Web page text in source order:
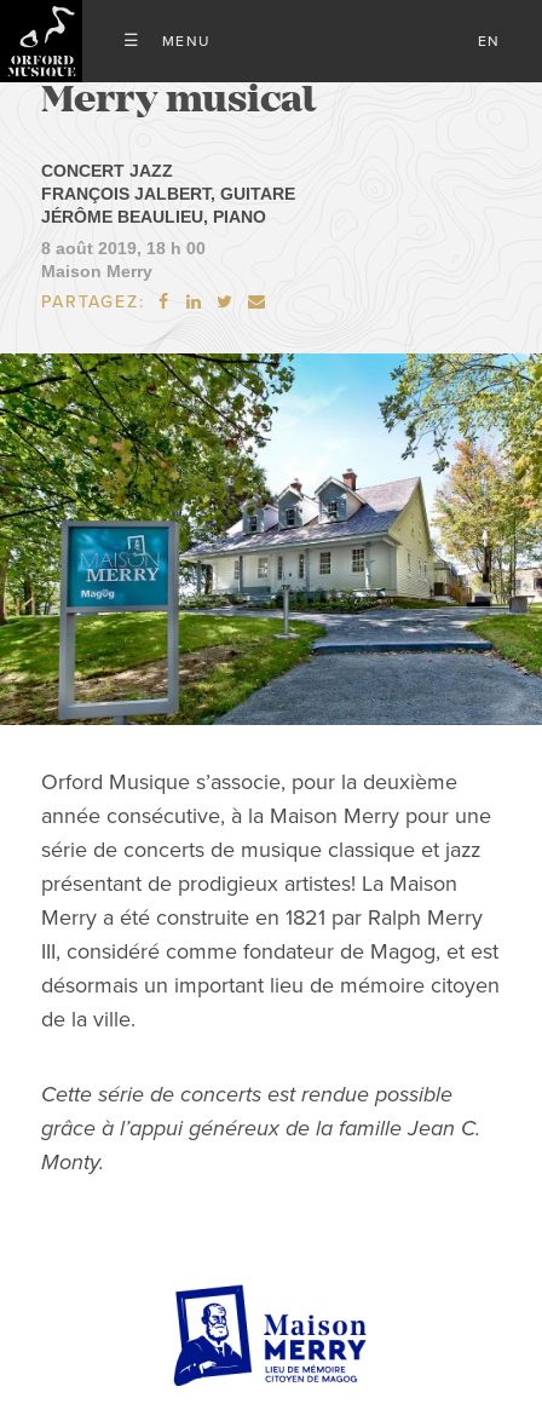
EN
Merry musical
CONCERT JAZZ
FRANÇOIS JALBERT, GUITARE
JÉRÔME BEAULIEU, PIANO
8 août 2019, 18 h 00
Maison Merry
PARTAGEZ:    
Orford Musique s’associe, pour la deuxième
année consécutive, à la Maison Merry pour une
série de concerts de musique classique et jazz
présentant de prodigieux artistes! La Maison
Merry a été construite en 1821 par Ralph Merry
III, considéré comme fondateur de Magog, et est
désormais un important lieu de mémoire citoyen
de la ville.
Cette série de concerts est rendue possible
grâce à l’appui généreux de la famille Jean C.
Monty.